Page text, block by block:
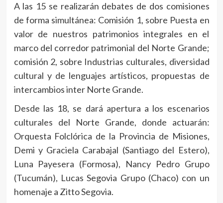
A las 15 se realizarán debates de dos comisiones
de forma simultánea: Comisión 1, sobre Puesta en
valor de nuestros patrimonios integrales en el
marco del corredor patrimonial del Norte Grande;
comisión 2, sobre Industrias culturales, diversidad
cultural y de lenguajes artísticos, propuestas de
intercambios inter Norte Grande.
Desde las 18, se dará apertura a los escenarios
culturales del Norte Grande, donde actuarán:
Orquesta Folclórica de la Provincia de Misiones,
Demi y Graciela Carabajal (Santiago del Estero),
Luna Payesera (Formosa), Nancy Pedro Grupo
(Tucumán), Lucas Segovia Grupo (Chaco) con un
homenaje a Zitto Segovia.